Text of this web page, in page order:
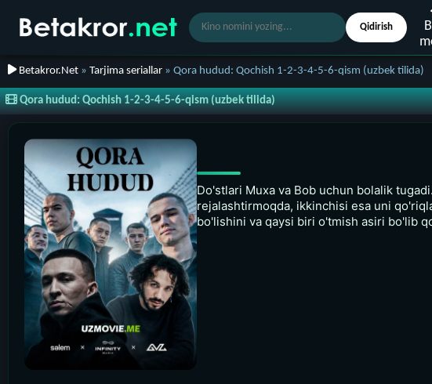
Qidirish
Betakror.Net » Tarjima seriallar » Qora hudud: Qochish 1-2-3-4-5-6-qism (uzbek tilida)
Qora hudud: Qochish 1-2-3-4-5-6-qism (uzbek tilida)
Do'stlari Muxa va Bob uchun bolalik
rejalashtirmoqda, ikkinchisi esa uni
bo'lishini va qaysi biri o'tmish asiri bo'lib